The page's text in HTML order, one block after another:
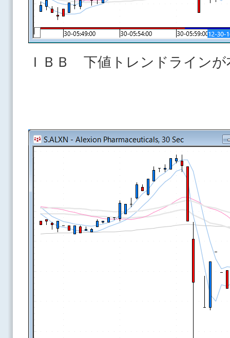
ＩＢＢ 下値トレンドライン